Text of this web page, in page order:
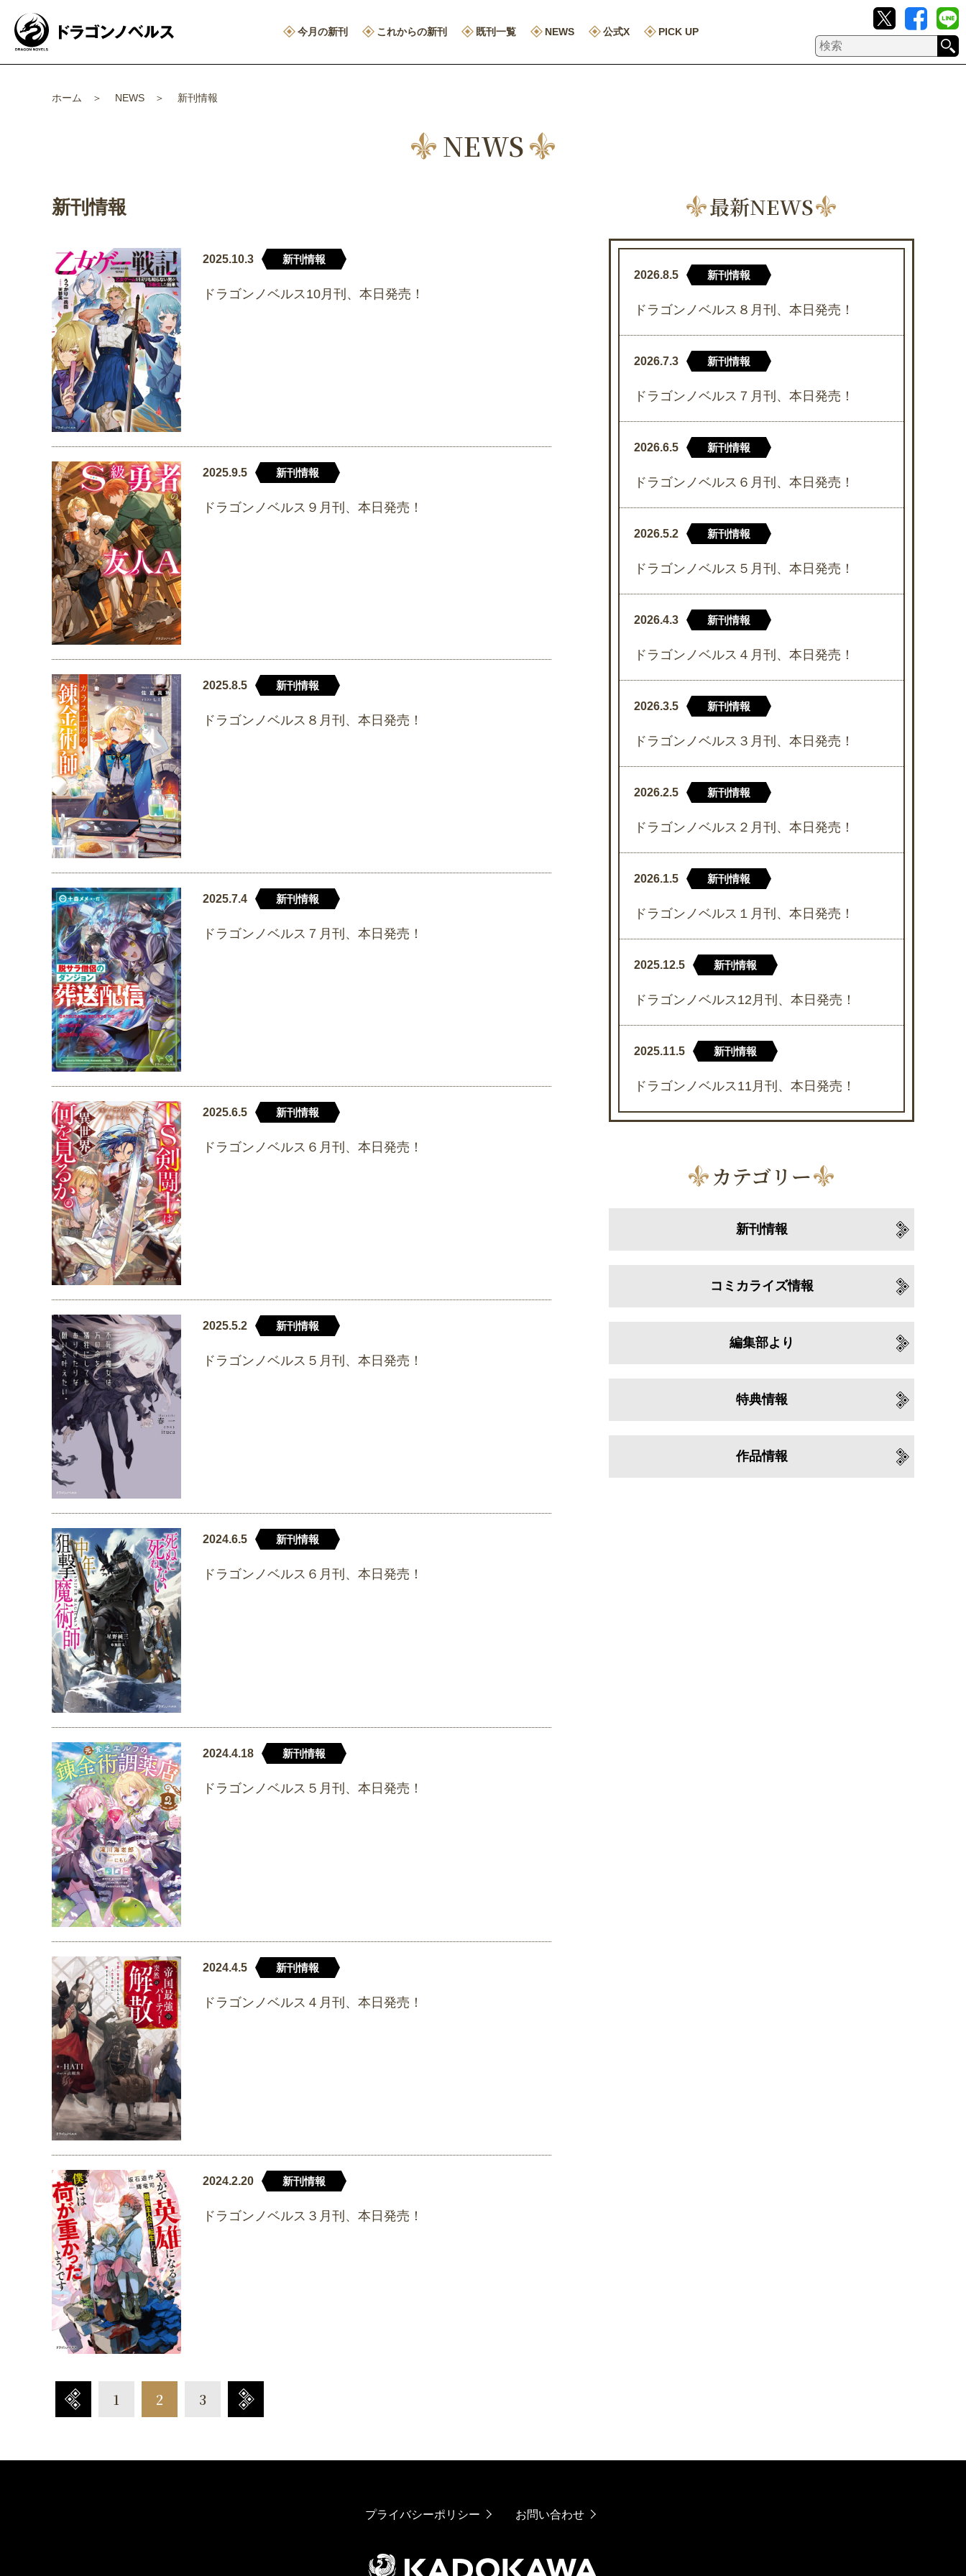
今月の新刊 これからの新刊 既刊一覧 NEWS 公式X PICK UP
ホーム NEWS 新刊情報
NEWS
新刊情報
2025.10.3 新刊情報
ドラゴンノベルス10月刊、本日発売！
2025.9.5 新刊情報
ドラゴンノベルス９月刊、本日発売！
2025.8.5 新刊情報
ドラゴンノベルス８月刊、本日発売！
2025.7.4 新刊情報
ドラゴンノベルス７月刊、本日発売！
2025.6.5 新刊情報
ドラゴンノベルス６月刊、本日発売！
2025.5.2 新刊情報
ドラゴンノベルス５月刊、本日発売！
2024.6.5 新刊情報
ドラゴンノベルス６月刊、本日発売！
2024.4.18 新刊情報
ドラゴンノベルス５月刊、本日発売！
2024.4.5 新刊情報
ドラゴンノベルス４月刊、本日発売！
2024.2.20 新刊情報
ドラゴンノベルス３月刊、本日発売！
1 2 3
最新NEWS
2026.8.5 新刊情報
ドラゴンノベルス８月刊、本日発売！
2026.7.3 新刊情報
ドラゴンノベルス７月刊、本日発売！
2026.6.5 新刊情報
ドラゴンノベルス６月刊、本日発売！
2026.5.2 新刊情報
ドラゴンノベルス５月刊、本日発売！
2026.4.3 新刊情報
ドラゴンノベルス４月刊、本日発売！
2026.3.5 新刊情報
ドラゴンノベルス３月刊、本日発売！
2026.2.5 新刊情報
ドラゴンノベルス２月刊、本日発売！
2026.1.5 新刊情報
ドラゴンノベルス１月刊、本日発売！
2025.12.5 新刊情報
ドラゴンノベルス12月刊、本日発売！
2025.11.5 新刊情報
ドラゴンノベルス11月刊、本日発売！
カテゴリー
新刊情報
コミカライズ情報
編集部より
特典情報
作品情報
プライバシーポリシー お問い合わせ